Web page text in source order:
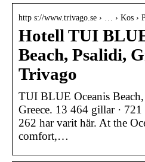
http s://www.trivago.se › … › Kos ›
Hotell TUI
Beach, Psalidi,
Trivago
TUI BLUE Oceanis
Greece. 13 464 gillar · 721
262 har varit här. At the
comfort,…